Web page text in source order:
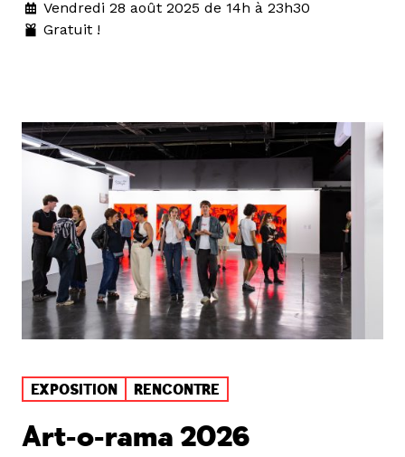
Vendredi 28 août 2025 de 14h à 23h30
Gratuit !
EXPOSITION RENCONTRE
Art-o-rama 2026